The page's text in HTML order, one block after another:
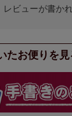
レビューが書か
たお便りを見